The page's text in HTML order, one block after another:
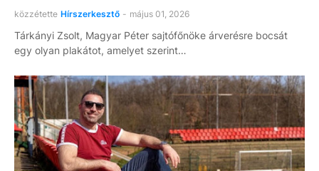
közzétette Hírszerkesztő - május 01, 2026
Tárkányi Zsolt, Magyar Péter sajtófőnöke árverésre bocsát
egy olyan plakátot, amelyet szerint…